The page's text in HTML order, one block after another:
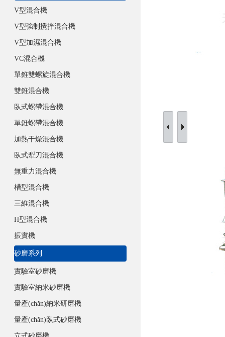
V型混合機
V型強制攪拌混合機
V型加濕混合機
VC混合機
單錐雙螺旋混合機
雙錐混合機
臥式螺帶混合機
單錐螺帶混合機
加熱干燥混合機
臥式犁刀混合機
無重力混合機
槽型混合機
三維混合機
H型混合機
振實機
砂磨系列
實驗室砂磨機
實驗室納米砂磨機
量產(chǎn)納米研磨機
量產(chǎn)臥式砂磨機